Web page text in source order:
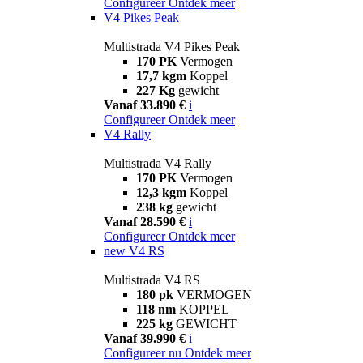
V4 Pikes Peak
Multistrada V4 Pikes Peak
170 PK Vermogen
17,7 kgm Koppel
227 Kg gewicht
Vanaf 33.890 € i
Configureer Ontdek meer
V4 Rally
Multistrada V4 Rally
170 PK Vermogen
12,3 kgm Koppel
238 kg gewicht
Vanaf 28.590 € i
Configureer Ontdek meer
new V4 RS
Multistrada V4 RS
180 pk VERMOGEN
118 nm KOPPEL
225 kg GEWICHT
Vanaf 39.990 € i
Configureer nu Ontdek meer